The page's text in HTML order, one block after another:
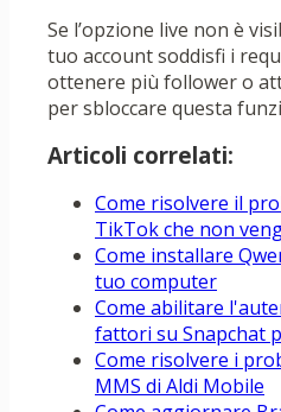
Se l’opzione live non è
tuo account soddisfi i
ottenere più follower o
per sbloccare questa
Articoli correlati:
Come risolvere il
TikTok che non
Come installare
tuo computer
Come abilitare
fattori su Snapchat
Come risolvere i
MMS di Aldi Mobile